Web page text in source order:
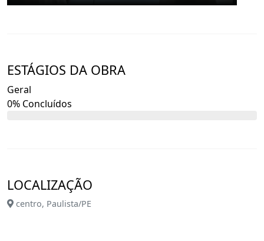
ESTÁGIOS DA OBRA
Geral
0% Concluídos
LOCALIZAÇÃO
centro, Paulista/PE